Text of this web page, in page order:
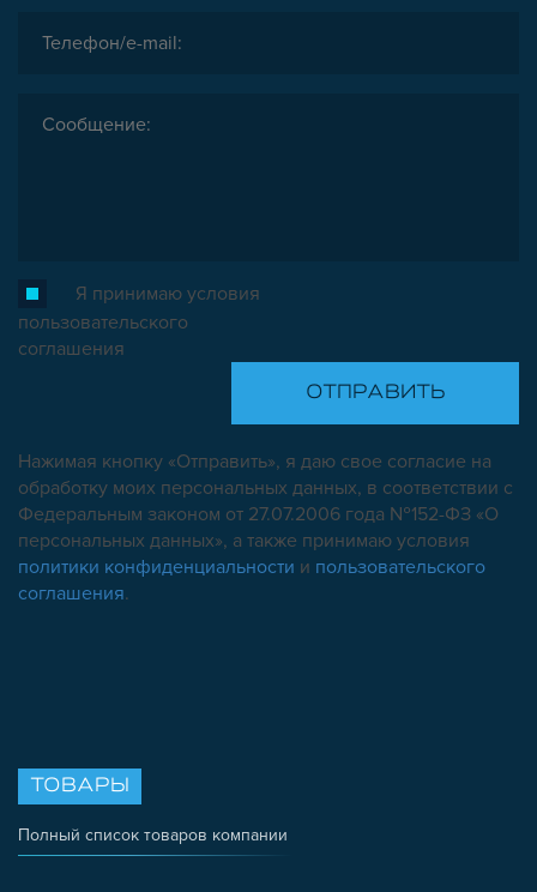
Я принимаю условия
пользовательского
соглашения
Нажимая кнопку «Отправить», я даю свое согласие на
обработку моих персональных данных, в соответствии с
Федеральным законом от 27.07.2006 года №152-ФЗ «О
персональных данных», а также принимаю условия
политики конфиденциальности и пользовательского
соглашения.
ТОВАРЫ
Полный список товаров компании